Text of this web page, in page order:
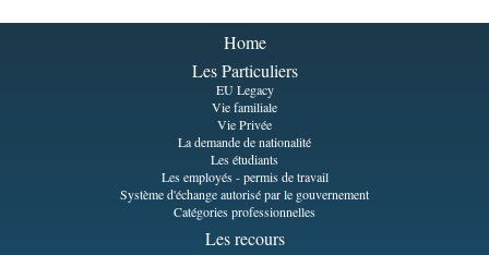
Home
Les Particuliers
EU Legacy
Vie familiale
Vie Privée
La demande de nationalité
Les étudiants
Les employés - permis de travail
Système d'échange autorisé par le gouvernement
Catégories professionnelles
Les recours